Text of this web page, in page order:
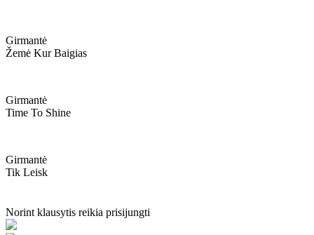
Girmantė
Žemė Kur Baigias
Girmantė
Time To Shine
Girmantė
Tik Leisk
Norint klausytis reikia prisijungti